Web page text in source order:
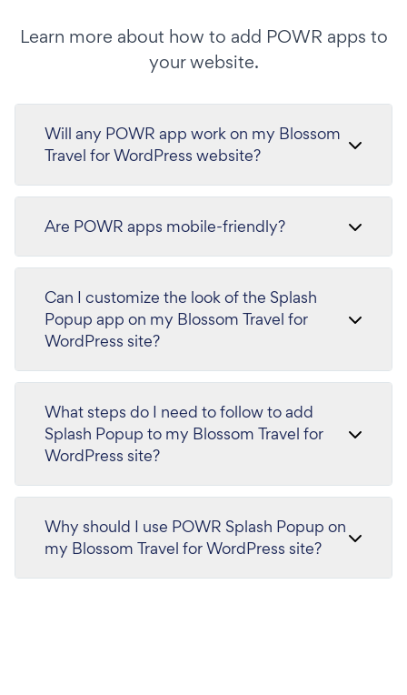
Learn more about how to add POWR apps to
your website.
Will any POWR app work on my Blossom
Travel for WordPress website?
Are POWR apps mobile-friendly?
Can I customize the look of the Splash
Popup app on my Blossom Travel for
WordPress site?
What steps do I need to follow to add
Splash Popup to my Blossom Travel for
WordPress site?
Why should I use POWR Splash Popup on
my Blossom Travel for WordPress site?